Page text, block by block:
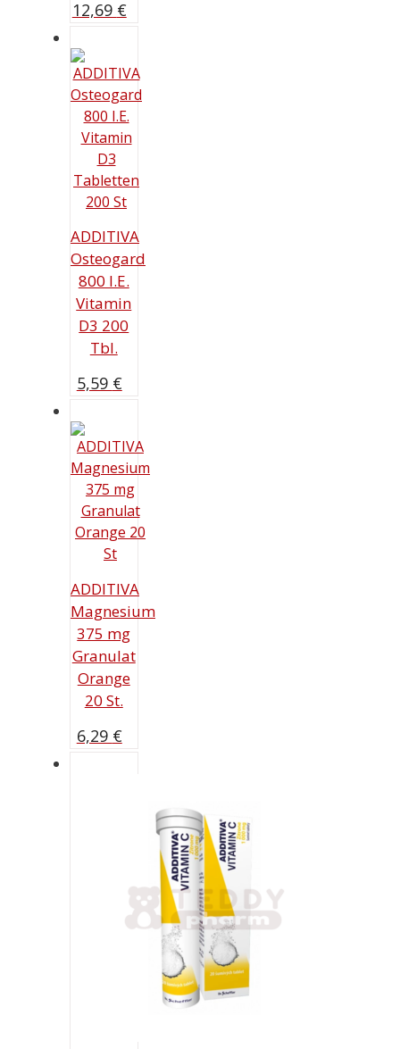
12,69 €
ADDITIVA
Osteogard
800 I.E.
Vitamin
D3 200
Tbl.
5,59 €
ADDITIVA
Magnesium
375 mg
Granulat
Orange
20 St.
6,29 €